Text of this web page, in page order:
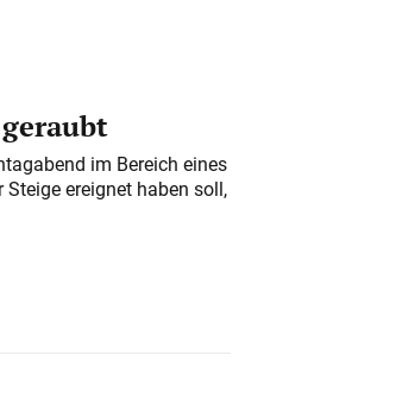
im Bereich eines
ereignet haben soll,